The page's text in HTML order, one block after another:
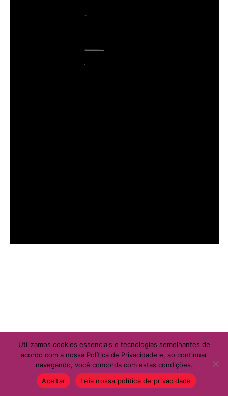
Utilizamos cookies essenciais e tecnologias semelhantes de
acordo com a nossa Política de Privacidade e, ao continuar
navegando, você concorda com estas condições.
Aceitar
Leia nossa política de privacidade